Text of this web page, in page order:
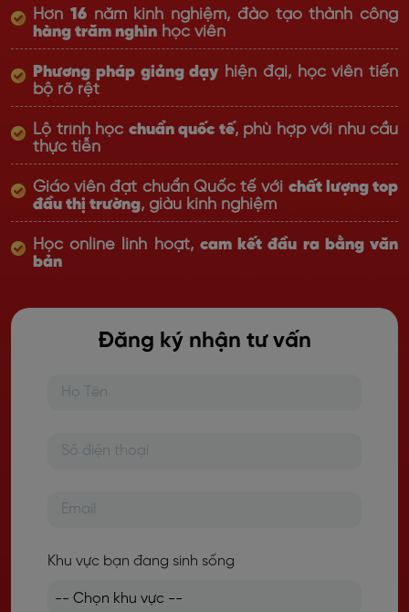
Hơn 16năm kinh nghiệm, đào tạo thành công
hàng trăm nghìn học viên
Phương pháp giảng dạy hiện đại, học viên tiến
bộ rõ rệt
Lộ trình học chuẩn quốc tế, phù hợp với nhu cầu
thực tiễn
Giáo viên đạt chuẩn Quốc tế với chất lượng top
đầu thị trường, giàu kinh nghiệm
Học online linh hoạt, cam kết đầu ra bằng văn
bản
Đăng ký nhận tư vấn
Khu vực bạn đang sinh sống